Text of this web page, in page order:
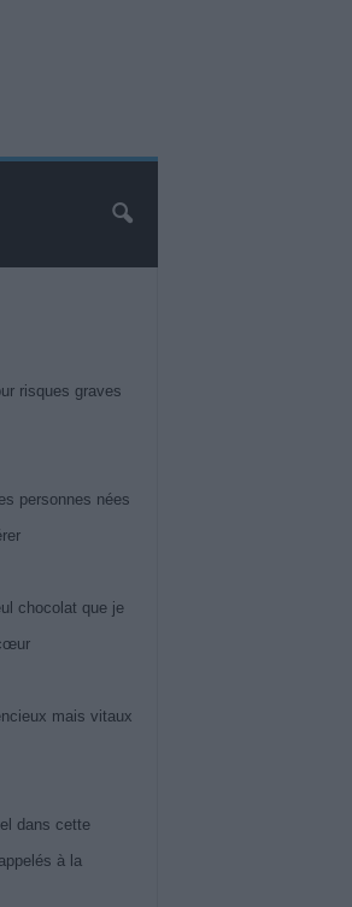
risques graves
personnes nées
chocolat que je
mais vitaux
dans cette
à la